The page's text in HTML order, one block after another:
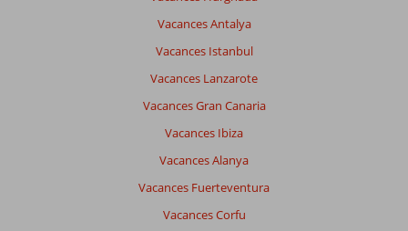
Vacances Antalya
Vacances Istanbul
Vacances Lanzarote
Vacances Gran Canaria
Vacances Ibiza
Vacances Alanya
Vacances Fuerteventura
Vacances Corfu